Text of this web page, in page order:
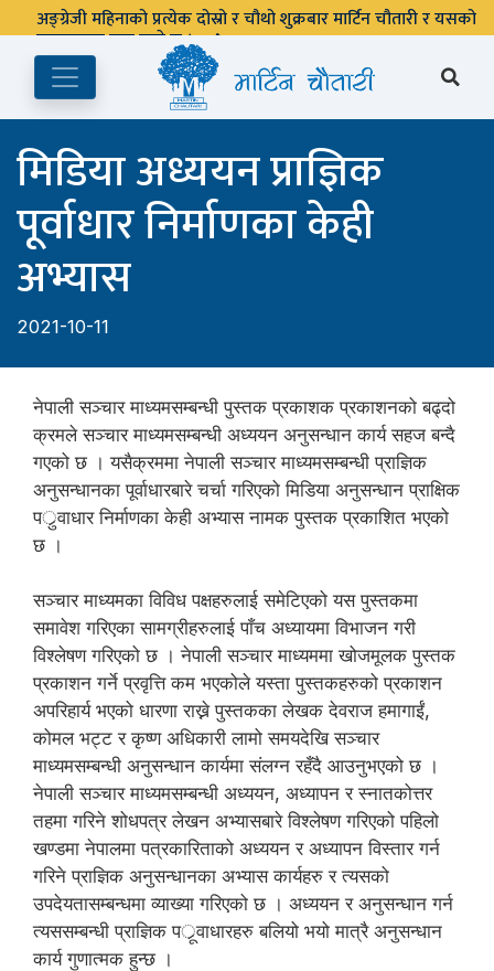
अङ्ग्रेजी महिनाको प्रत्येक दोस्रो र चौथो शुक्रबार मार्टिन चौतारी र यसको
पुस्तकालय बन्द रहने छ ।
मिडिया अध्ययन प्राज्ञिक
पूर्वाधार निर्माणका केही
अभ्यास
2021-10-11
नेपाली सञ्चार माध्यमसम्बन्धी पुस्तक प्रकाशक प्रकाशनको बढ्दो
क्रमले सञ्चार माध्यमसम्बन्धी अध्ययन अनुसन्धान कार्य सहज बन्दै
गएको छ । यसैक्रममा नेपाली सञ्चार माध्यमसम्बन्धी प्राज्ञिक
अनुसन्धानका पूर्वाधारबारे चर्चा गरिएको मिडिया अनुसन्धान प्राक्षिक
पर्ुवाधार निर्माणका केही अभ्यास नामक पुस्तक प्रकाशित भएको
छ ।
सञ्चार माध्यमका विविध पक्षहरुलाई समेटिएको यस पुस्तकमा
समावेश गरिएका सामग्रीहरुलाई पाँच अध्यायमा विभाजन गरी
विश्लेषण गरिएको छ । नेपाली सञ्चार माध्यममा खोजमूलक पुस्तक
प्रकाशन गर्ने प्रवृत्ति कम भएकोले यस्ता पुस्तकहरुको प्रकाशन
अपरिहार्य भएको धारणा राख्ने पुस्तकका लेखक देवराज हमागाईं,
कोमल भट्ट र कृष्ण अधिकारी लामो समयदेखि सञ्चार
माध्यमसम्बन्धी अनुसन्धान कार्यमा संलग्न रहँदै आउनुभएको छ ।
नेपाली सञ्चार माध्यमसम्बन्धी अध्ययन, अध्यापन र स्नातकोत्तर
तहमा गरिने शोधपत्र लेखन अभ्यासबारे विश्लेषण गरिएको पहिलो
खण्डमा नेपालमा पत्रकारिताको अध्ययन र अध्यापन विस्तार गर्न
गरिने प्राज्ञिक अनुसन्धानका अभ्यास कार्यहरु र त्यसको
उपदेयतासम्बन्धमा व्याख्या गरिएको छ । अध्ययन र अनुसन्धान गर्न
त्यससम्बन्धी प्राज्ञिक पर्ूवाधारहरु बलियो भयो मात्रै अनुसन्धान
कार्य गुणात्मक हुन्छ ।